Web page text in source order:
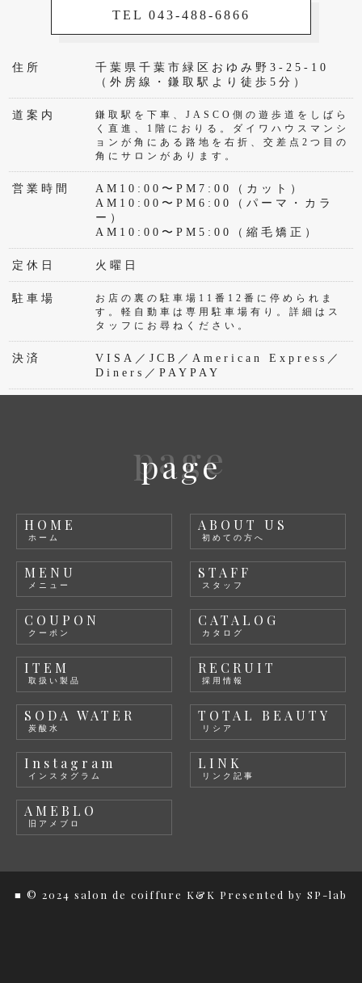
TEL 043-488-6866
住所
千葉県千葉市緑区おゆみ野3-25-10
（外房線・鎌取駅より徒歩5分）
道案内
鎌取駅を下車、JASCO側の遊歩道をしばら
く直進、1階におりる。ダイワハウスマンシ
ョンが角にある路地を右折、交差点2つ目の
角にサロンがあります。
営業時間
AM10:00〜PM7:00（カット）
AM10:00〜PM6:00（パーマ・カラ
ー）
AM10:00〜PM5:00（縮毛矯正）
定休日 火曜日
駐車場
お店の裏の駐車場11番12番に停められま
す。軽自動車は専用駐車場有り。詳細はス
タッフにお尋ねください。
決済
VISA／JCB／American Express／
Diners／PAYPAY
page
page
HOME
ホーム
ABOUT US
初めての方へ
MENU
メニュー
STAFF
スタッフ
COUPON
クーポン
CATALOG
カタログ
ITEM
取扱い製品
RECRUIT
採用情報
SODA WATER
炭酸水
TOTAL BEAUTY
リシア
Instagram
インスタグラム
LINK
リンク記事
AMEBLO
旧アメブロ
■ © 2024 salon de coiffure K&K Presented by SP-lab